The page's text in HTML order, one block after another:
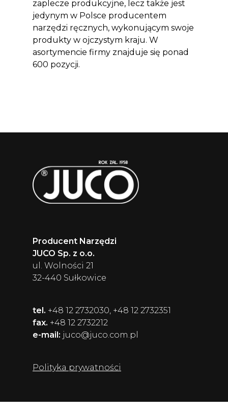
zaplecze produkcyjne, lecz także jest
jedynym w Polsce producentem
narzędzi ręcznych, wykonującym swoje
produkty w ojczystym kraju. W
asortymencie firmy znajduje się ponad
600 pozycji.
Producent Narzędzi
JUCO Sp. z o.o.
ul. Wolności 21
32-440 Sułkowice
tel. +48 12 2732030, +48 12 2732351
fax. +48 12 2732212
e-mail: juco@juco.com.pl
Polityka prywatności